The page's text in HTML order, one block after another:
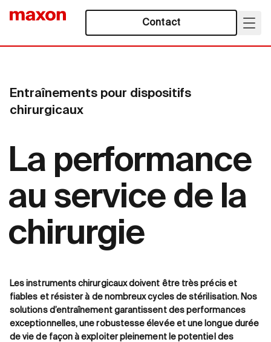
Contact
Entraînements pour dispositifs
chirurgicaux
La performance
au service de la
chirurgie
Les instruments chirurgicaux doivent être très précis et
fiables et résister à de nombreux cycles de stérilisation. Nos
solutions d’entraînement garantissent des performances
exceptionnelles, une robustesse élevée et une longue durée
de vie de façon à exploiter pleinement le potentiel des